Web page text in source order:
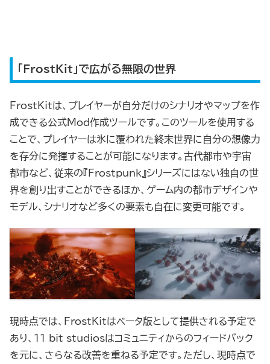
「FrostKit」で広がる無限の世界
FrostKitは、プレイヤーが自分だけのシナリオやマップを作
成できる公式Mod作成ツールです。このツールを使用する
ことで、プレイヤーは氷に覆われた終末世界に自分の想像力
を存分に発揮することが可能になります。古代都市や宇宙
都市など、従来の『Frostpunk』シリーズにはない独自の世
界を創り出すことができるほか、ゲーム内の都市デザインや
モデル、シナリオなど多くの要素も自在に変更可能です。
現時点では、FrostKitはベータ版として提供される予定で
あり、11 bit studiosはコミュニティからのフィードバック
を元に、さらなる改善を重ねる予定です。ただし、現時点で